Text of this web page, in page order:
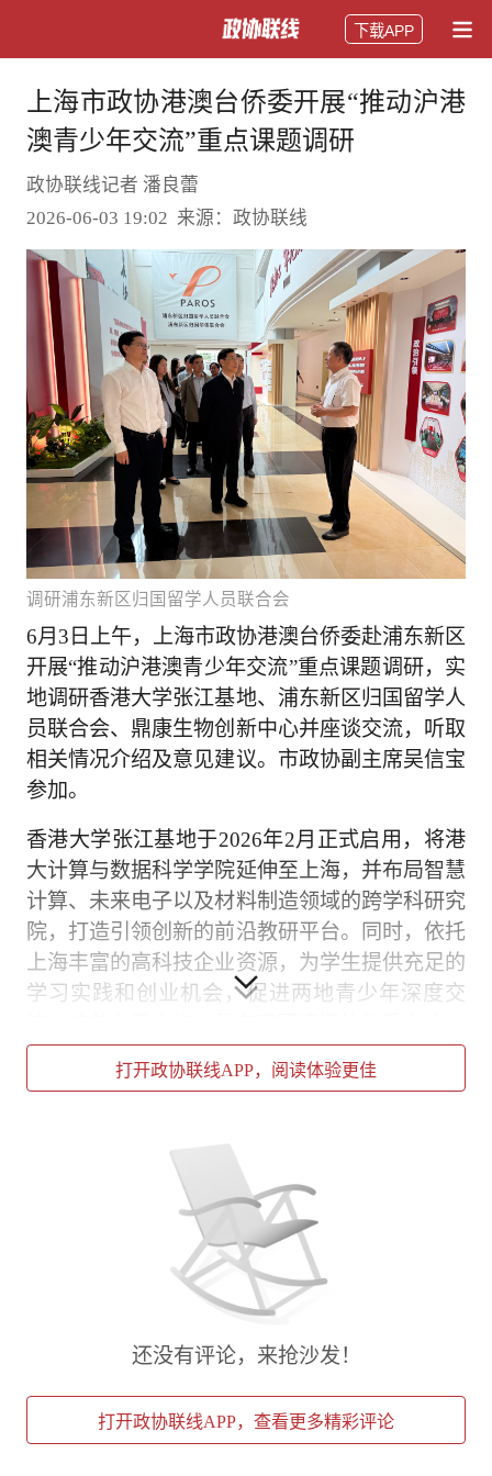
下载APP
上海市政协港澳台侨委开展“推动沪港
澳青少年交流”重点课题调研
政协联线记者 潘良蕾
2026-06-03 19:02 来源：政协联线
调研浦东新区归国留学人员联合会
6月3日上午，上海市政协港澳台侨委赴浦东新区
开展“推动沪港澳青少年交流”重点课题调研，实
地调研香港大学张江基地、浦东新区归国留学人
员联合会、鼎康生物创新中心并座谈交流，听取
相关情况介绍及意见建议。市政协副主席吴信宝
参加。
香港大学张江基地于2026年2月正式启用，将港
大计算与数据科学学院延伸至上海，并布局智慧
计算、未来电子以及材料制造领域的跨学科研究
院，打造引领创新的前沿教研平台。同时，依托
上海丰富的高科技企业资源，为学生提供充足的
学习实践和创业机会，促进两地青少年深度交
浦东新区归国留学人员联合会成立于2000年，
创资源，助推海归创新创业，集聚海外人才智
力，为浦东高质量发展提供有力支撑，也为长三
角地区的经济、文化、社会发展注入新的活力。
鼎康生物创新中心核心职能布局涵盖细胞株开发
中心、抗体偶联药物开发中心与战略发展中心三
大板块，以硬核研发能力为基础，致力打造沪港
生物医药创新转化的技术引擎。作为深耕上海的
港资企业，公司立足沪港双城战略优势，深度参
与沪港青年会实习交流计划，长期致力于搭建沪
打开政协联线APP，阅读体验更佳
还没有评论，来抢沙发！
打开政协联线APP，查看更多精彩评论